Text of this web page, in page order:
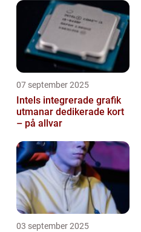
07 september 2025
Intels integrerade grafik
utmanar dedikerade kort
– på allvar
03 september 2025